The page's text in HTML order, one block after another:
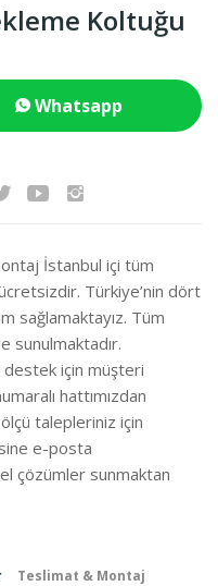
Koltuğu
Whatsapp
İstanbul içi tüm
Türkiye’nin dört
sağlamaktayız. Tüm
sunulmaktadır.
için müşteri
hattımızdan
talepleriniz için
e-posta
çözümler sunmaktan
Teslimat & Montaj